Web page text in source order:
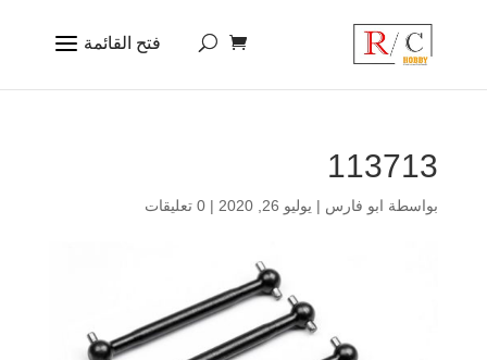
113713
بواسطة ابو فارس | يوليو 26, 2020 | 0 تعليقات